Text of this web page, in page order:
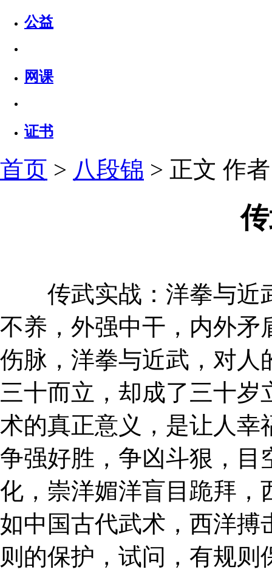
公益
网课
证书
首页 > 八段锦 > 正文 作
传武实战：洋拳与近
不养，外强中干，内外矛
伤脉，洋拳与近武，对人
三十而立，却成了三十
术的真正意义，是让人幸
争强好胜，争凶斗狠，目
化，崇洋媚洋盲目跪拜，
如中国古代武术，西洋搏
则的保护，试问，有规